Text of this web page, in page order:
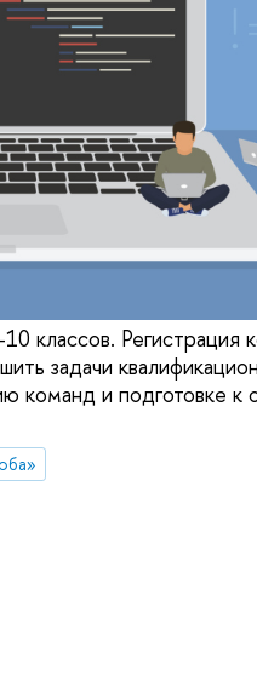
классов. Регистрация
задачи
команд и подготовке к